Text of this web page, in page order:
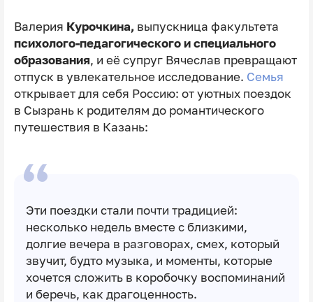
Валерия Курочкина, выпускница факультета
психолого-педагогического и специального
образования, и её супруг Вячеслав превращают
отпуск в увлекательное исследование. Семья
открывает для себя Россию: от уютных поездок
в Сызрань к родителям до романтического
путешествия в Казань:
Эти поездки стали почти традицией:
несколько недель вместе с близкими,
долгие вечера в разговорах, смех, который
звучит, будто музыка, и моменты, которые
хочется сложить в коробочку воспоминаний
и беречь, как драгоценность.